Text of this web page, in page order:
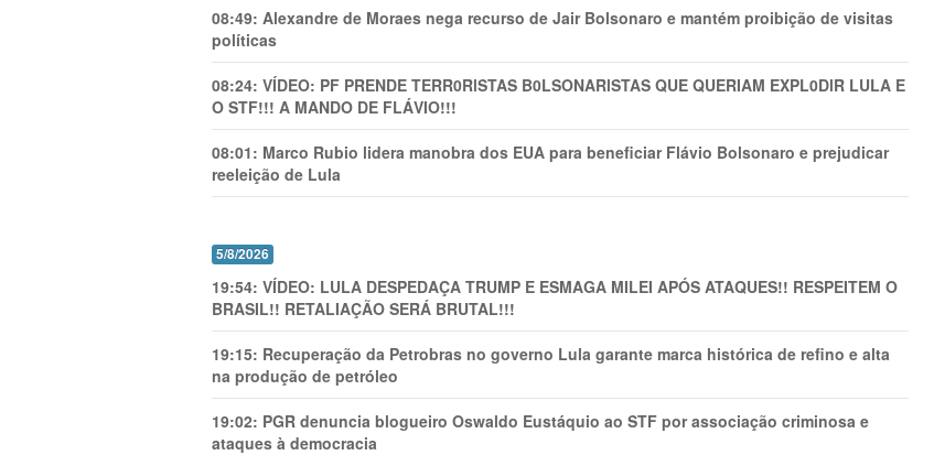
08:49: Alexandre de Moraes nega recurso de Jair Bolsonaro e mantém proibição de visitas
políticas
08:24: VÍDEO: PF PRENDE TERR0RlSTAS B0LSONARlSTAS QUE QUERIAM EXPL0DlR LULA E
O STF!!! A MANDO DE FLÁVIO!!!
08:01: Marco Rubio lidera manobra dos EUA para beneficiar Flávio Bolsonaro e prejudicar
reeleição de Lula
5/8/2026
19:54: VÍDEO: LULA DESPEDAÇA TRUMP E ESMAGA MILEI APÓS ATAQUES!! RESPEITEM O
BRASIL!! RETALIAÇÃO SERÁ BRUTAL!!!
19:15: Recuperação da Petrobras no governo Lula garante marca histórica de refino e alta
na produção de petróleo
19:02: PGR denuncia blogueiro Oswaldo Eustáquio ao STF por associação criminosa e
ataques à democracia